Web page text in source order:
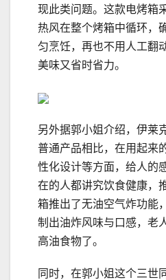
现此类问题。这款电烤箱
热风在整个烤箱中循环，
匀烹饪，再也不用人工翻
美味又省时省力。
另外据郭小姐介绍，伊莱
普通产品相比，在用起来
性化设计等方面，给人的
在的人都讲究饮食健康，
箱推出了无油空气炸功能
制出油炸风味与口感，老
高油食物了。
同时，在郭小姐这个三世